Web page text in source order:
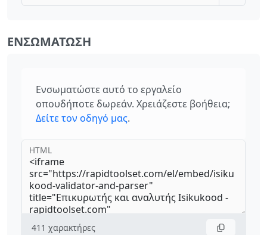
ΕΝΣΩΜΆΤΩΣΗ
Ενσωματώστε αυτό το εργαλείο
οπουδήποτε δωρεάν. Χρειάζεστε βοήθεια;
Δείτε τον οδηγό μας.
HTML
411 χαρακτήρες